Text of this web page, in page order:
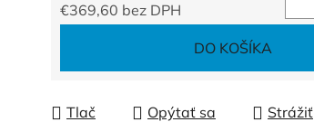
€369,60 bez DPH
DO KOŠÍKA
Tlač Opýtať sa
Strážiť